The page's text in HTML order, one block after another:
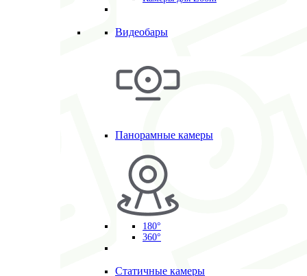
Видеобары
Панорамные камеры
180°
360°
Статичные камеры